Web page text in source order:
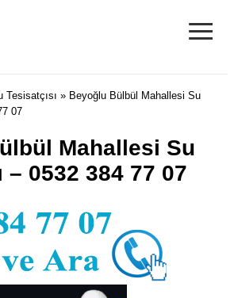
≡
Tesisatçısı » Beyoğlu Bülbül Mahallesi Su
07
Mahallesi Su
– 0532 384 77 07